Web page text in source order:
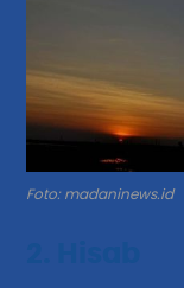
Foto: madaninews.id